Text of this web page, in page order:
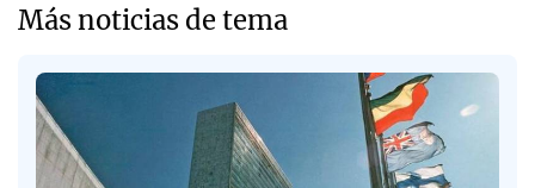
Más noticias de tema